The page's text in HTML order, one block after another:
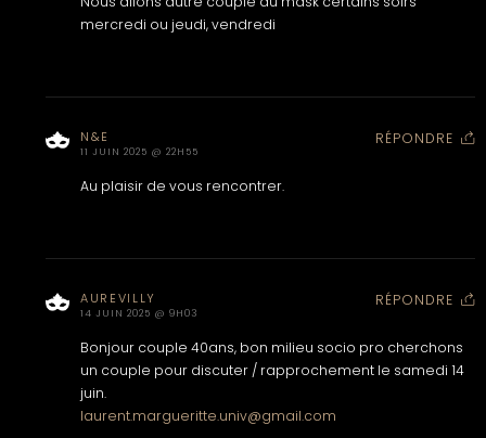
mercredi ou jeudi, vendredi
N&E
11 JUIN 2025 @ 22H55
RÉPONDRE
Au plaisir de vous rencontrer.
AUREVILLY
14 JUIN 2025 @ 9H03
RÉPONDRE
Bonjour couple 40ans, bon milieu socio pro cherchons
un couple pour discuter / rapprochement le samedi 14
juin.
laurent.margueritte.univ@gmail.com